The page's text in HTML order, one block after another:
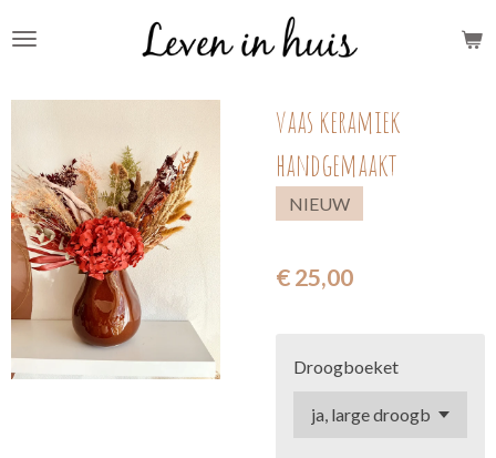
vaas keramiek
handgemaakt
NIEUW
€ 25,00
Droogboeket